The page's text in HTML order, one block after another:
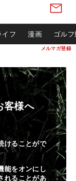
メルマガ登録
イフ 漫画 ゴル
客様へ
けることがで
能をオンにし
れることがあ